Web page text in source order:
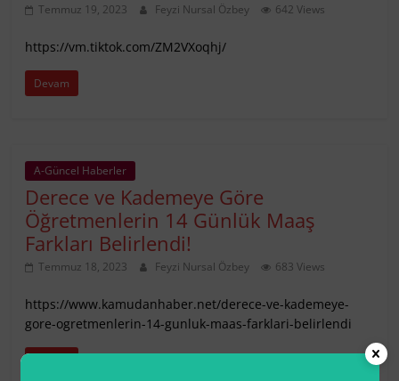
Temmuz 19, 2023 Feyzi Nursal Özbey 642 Views
https://vm.tiktok.com/ZM2VXoqhj/
Devam
A-Güncel Haberler
Derece ve Kademeye Göre
Öğretmenlerin 14 Günlük Maaş
Farkları Belirlendi!
Temmuz 18, 2023 Feyzi Nursal Özbey 683 Views
https://www.kamudanhaber.net/derece-ve-kademeye-
gore-ogretmenlerin-14-gunluk-maas-farklari-belirlendi